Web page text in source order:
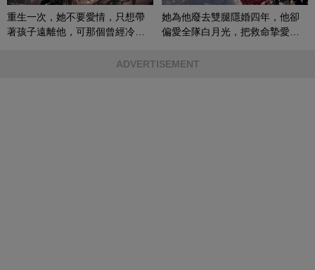
重生一次，她不要愛情，只想帶
著孩子遠離他，可那個曾經冷漠
她為他廢去雙腿隱婚四年，他卻
偏愛全隊白月光，把救命摯愛當
ADVERTISEMENT